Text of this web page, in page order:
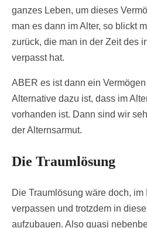
ganzes Leben, um dieses
man es dann im Alter, so blickt
zurück, die man in der Zeit des
verpasst hat.
ABER es ist dann ein
Alternative dazu ist, dass im
vorhanden ist. Dann sind wir
der Alternsarmut.
Die Traumlösung
Die Traumlösung wäre doch,
verpassen und trotzdem in
aufzubauen. Also quasi